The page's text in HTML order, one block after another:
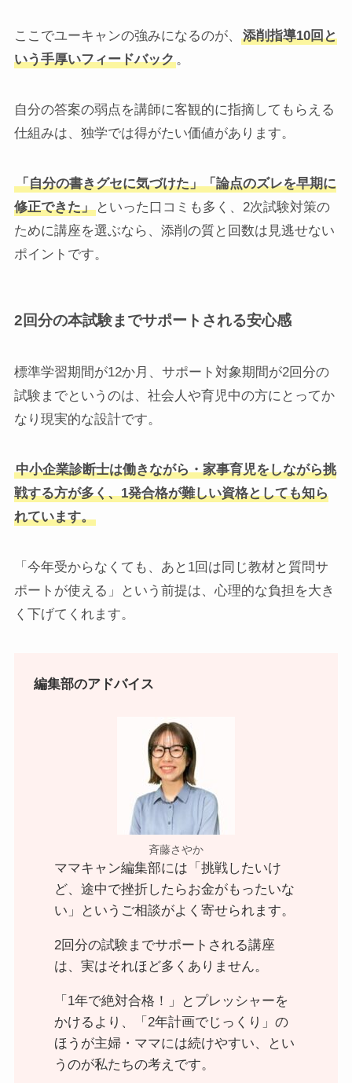
ここでユーキャンの強みになるのが、
添削指導10回と
いう手厚いフィードバック。
自分の答案の弱点を講師に客観的に指摘してもらえる
仕組みは、独学では得がたい価値があります。
「自分の書きグセに気づけた」「論点のズレを早期に
修正できた」といった口コミも多く、2次試験対策の
ために講座を選ぶなら、添削の質と回数は見逃せない
ポイントです。
2回分の本試験までサポートされる安心感
標準学習期間が12か月、サポート対象期間が2回分の
試験までというのは、社会人や育児中の方にとってか
なり現実的な設計です。
中小企業診断士は働きながら・家事育児をしながら挑
戦する方が多く、1発合格が難しい資格としても知ら
れています。
「今年受からなくても、あと1回は同じ教材と質問サ
ポートが使える」という前提は、心理的な負担を大き
く下げてくれます。
編集部のアドバイス
斉藤さやか
ママキャン編集部には「挑戦したいけ
ど、途中で挫折したらお金がもったいな
い」というご相談がよく寄せられます。
2回分の試験までサポートされる講座
は、実はそれほど多くありません。
「1年で絶対合格！」とプレッシャーを
かけるより、「2年計画でじっくり」の
ほうが主婦・ママには続けやすい、とい
うのが私たちの考えです。